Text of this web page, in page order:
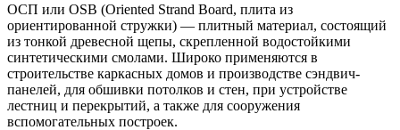
ОСП или OSB (Oriented Strand Board, плита из
ориентированной стружки) — плитный материал, состоящий
из тонкой древесной щепы, скрепленной водостойкими
синтетическими смолами. Широко применяются в
строительстве каркасных домов и производстве сэндвич-
панелей, для обшивки потолков и стен, при устройстве
лестниц и перекрытий, а также для сооружения
вспомогательных построек.